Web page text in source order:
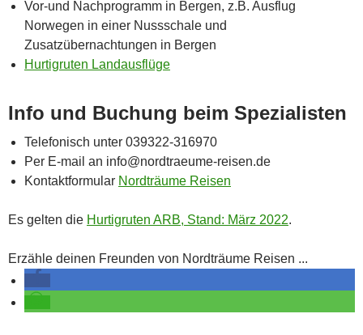
Vor-und Nachprogramm in Bergen, z.B. Ausflug
Norwegen in einer Nussschale und
Zusatzübernachtungen in Bergen
Hurtigruten Landausflüge
Info und Buchung beim Spezialisten
Telefonisch unter 039322-316970
Per E-mail an info@nordtraeume-reisen.de
Kontaktformular Nordträume Reisen
Es gelten die Hurtigruten ARB, Stand: März 2022.
Erzähle deinen Freunden von Nordträume Reisen ...